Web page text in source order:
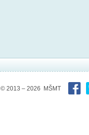
© 2013 – 2026 MŠMT